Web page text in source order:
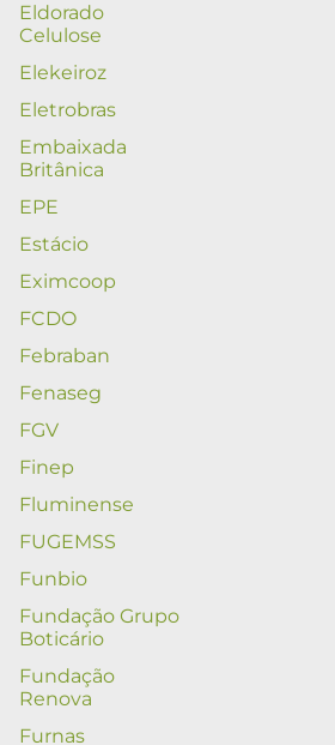
Eldorado
Celulose
Elekeiroz
Eletrobras
Embaixada
Britânica
EPE
Estácio
Eximcoop
FCDO
Febraban
Fenaseg
FGV
Finep
Fluminense
FUGEMSS
Funbio
Fundação Grupo
Boticário
Fundação
Renova
Furnas